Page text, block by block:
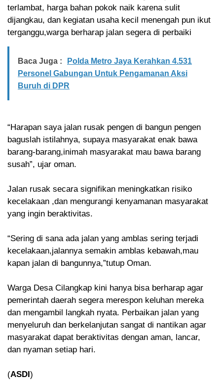
terlambat, harga bahan pokok naik karena sulit
dijangkau, dan kegiatan usaha kecil menengah pun ikut
terganggu,warga berharap jalan segera di perbaiki
Baca Juga :
Polda Metro Jaya Kerahkan 4.531
Personel Gabungan Untuk Pengamanan Aksi
Buruh di DPR
“Harapan saya jalan rusak pengen di bangun pengen
baguslah istilahnya, supaya masyarakat enak bawa
barang-barang,inimah masyarakat mau bawa barang
susah”, ujar oman.
Jalan rusak secara signifikan meningkatkan risiko
kecelakaan ,dan mengurangi kenyamanan masyarakat
yang ingin beraktivitas.
“Sering di sana ada jalan yang amblas sering terjadi
kecelakaan,jalannya semakin amblas kebawah,mau
kapan jalan di bangunnya,”tutup Oman.
Warga Desa Cilangkap kini hanya bisa berharap agar
pemerintah daerah segera merespon keluhan mereka
dan mengambil langkah nyata. Perbaikan jalan yang
menyeluruh dan berkelanjutan sangat di nantikan agar
masyarakat dapat beraktivitas dengan aman, lancar,
dan nyaman setiap hari.
(ASDI )